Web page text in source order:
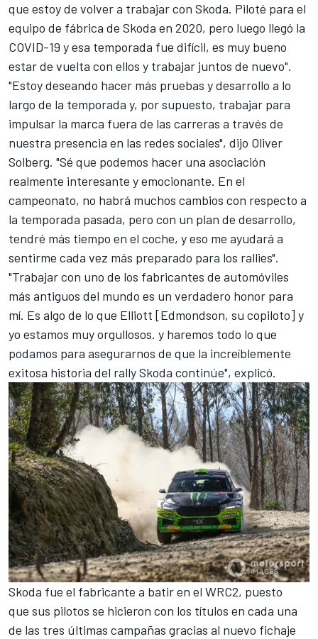
que estoy de volver a trabajar con Skoda. Piloté para el
equipo de fábrica de Skoda en 2020, pero luego llegó la
COVID-19 y esa temporada fue difícil, es muy bueno
estar de vuelta con ellos y trabajar juntos de nuevo".
"Estoy deseando hacer más pruebas y desarrollo a lo
largo de la temporada y, por supuesto, trabajar para
impulsar la marca fuera de las carreras a través de
nuestra presencia en las redes sociales", dijo Oliver
Solberg. "Sé que podemos hacer una asociación
realmente interesante y emocionante. En el
campeonato, no habrá muchos cambios con respecto a
la temporada pasada, pero con un plan de desarrollo,
tendré más tiempo en el coche, y eso me ayudará a
sentirme cada vez más preparado para los rallies".
"Trabajar con uno de los fabricantes de automóviles
más antiguos del mundo es un verdadero honor para
mí. Es algo de lo que Elliott [Edmondson, su copiloto] y
yo estamos muy orgullosos. y haremos todo lo que
podamos para asegurarnos de que la increíblemente
exitosa historia del rally Skoda continúe", explicó.
Skoda fue el fabricante a batir en el WRC2, puesto
que sus pilotos se hicieron con los títulos en cada una
de las tres últimas campañas gracias al nuevo fichaje